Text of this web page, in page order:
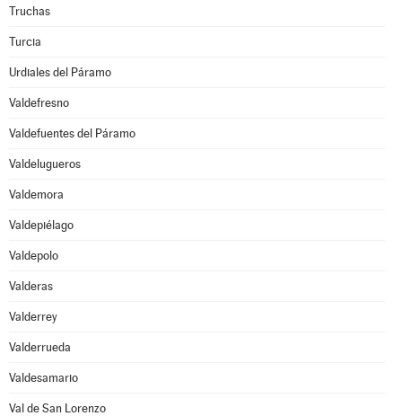
Truchas
Turcia
Urdiales del Páramo
Valdefresno
Valdefuentes del Páramo
Valdelugueros
Valdemora
Valdepiélago
Valdepolo
Valderas
Valderrey
Valderrueda
Valdesamario
Val de San Lorenzo